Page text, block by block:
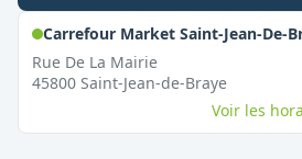
Carrefour Market Saint-Jean-De-
Rue De La Mairie
45800 Saint-Jean-de-Braye
Voir les